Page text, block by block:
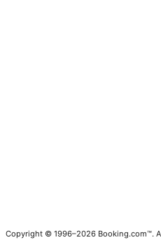
Copyright © 1996–2026 Booking.com™.